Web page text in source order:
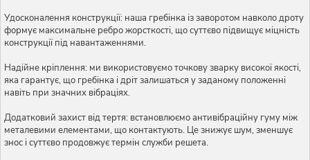
Удосконалення конструкції: наша гребінка із заворотом навколо дроту
формує максимальне ребро жорсткості, що суттєво підвищує міцність
конструкції під навантаженнями.
Надійне кріплення: ми використовуємо точкову зварку високої якості,
яка гарантує, що гребінка і дріт залишаться у заданому положенні
навіть при значних вібраціях.
Додатковий захист від тертя: встановлюємо антивібраційну гуму між
металевими елементами, що контактують. Це знижує шум, зменшує
знос і суттєво продовжує термін служби решета.